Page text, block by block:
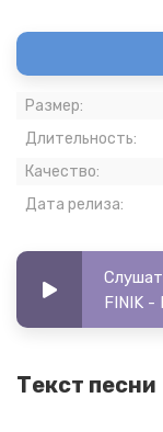
Размер:
Длительность:
Качество:
Дата релиза:
FINIK -
Текст песни